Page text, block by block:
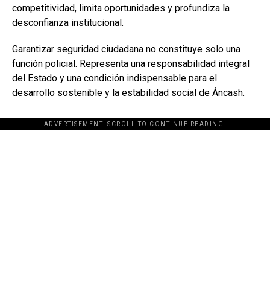
competitividad, limita oportunidades y profundiza la
desconfianza institucional.
Garantizar seguridad ciudadana no constituye solo una
función policial. Representa una responsabilidad integral
del Estado y una condición indispensable para el
desarrollo sostenible y la estabilidad social de Áncash.
ADVERTISEMENT. SCROLL TO CONTINUE READING.